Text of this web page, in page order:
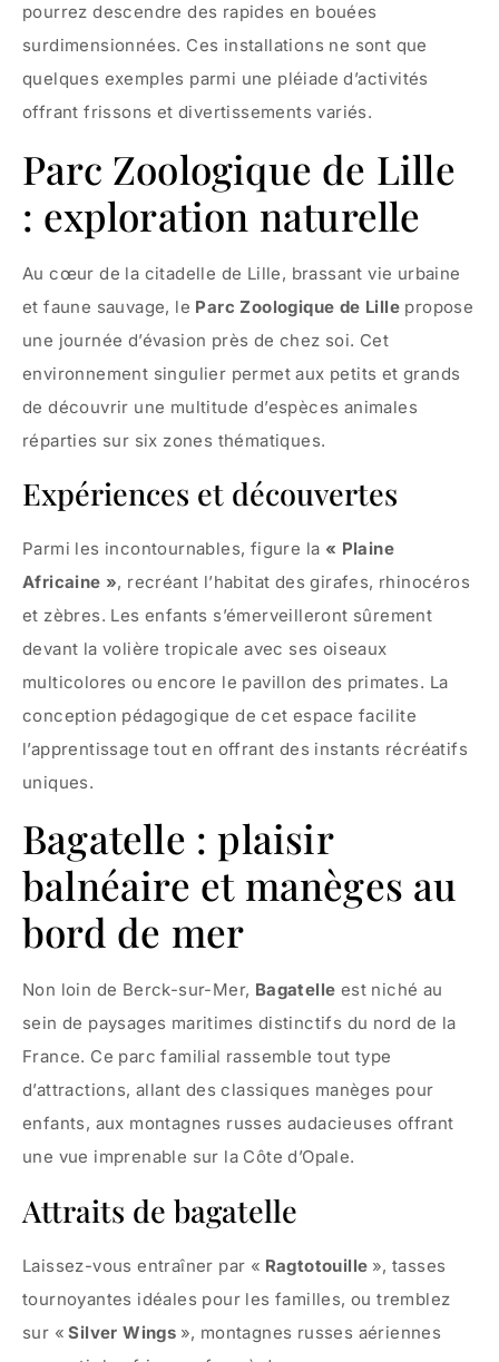
pourrez descendre des rapides en bouées
surdimensionnées. Ces installations ne sont que
quelques exemples parmi une pléiade d’activités
offrant frissons et divertissements variés.
Parc Zoologique de Lille
: exploration naturelle
Au cœur de la citadelle de Lille, brassant vie urbaine
et faune sauvage, le Parc Zoologique de Lille propose
une journée d’évasion près de chez soi. Cet
environnement singulier permet aux petits et grands
de découvrir une multitude d’espèces animales
réparties sur six zones thématiques.
Expériences et découvertes
Parmi les incontournables, figure la « Plaine
Africaine », recréant l’habitat des girafes, rhinocéros
et zèbres. Les enfants s’émerveilleront sûrement
devant la volière tropicale avec ses oiseaux
multicolores ou encore le pavillon des primates. La
conception pédagogique de cet espace facilite
l’apprentissage tout en offrant des instants récréatifs
uniques.
Bagatelle : plaisir
balnéaire et manèges au
bord de mer
Non loin de Berck-sur-Mer, Bagatelle est niché au
sein de paysages maritimes distinctifs du nord de la
France. Ce parc familial rassemble tout type
d’attractions, allant des classiques manèges pour
enfants, aux montagnes russes audacieuses offrant
une vue imprenable sur la Côte d’Opale.
Attraits de bagatelle
Laissez-vous entraîner par « Ragtotouille », tasses
tournoyantes idéales pour les familles, ou tremblez
sur «Silver Wings », montagnes russes aériennes